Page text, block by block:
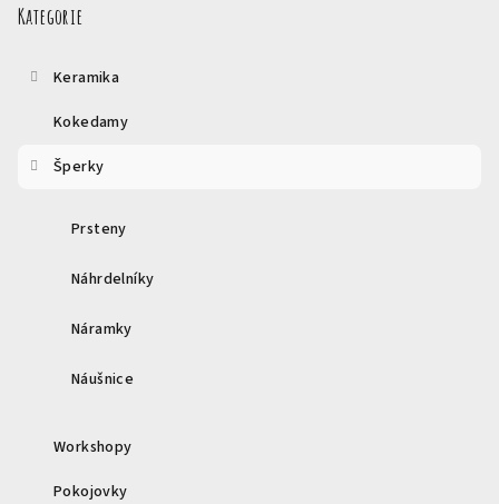
Kategorie
Keramika
Kokedamy
Šperky
Prsteny
Náhrdelníky
Náramky
Náušnice
Workshopy
Pokojovky